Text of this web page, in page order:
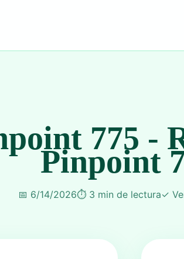
775 -
Pinpoint
📅 6/14/2026⏱️ 3 min de lectura✓